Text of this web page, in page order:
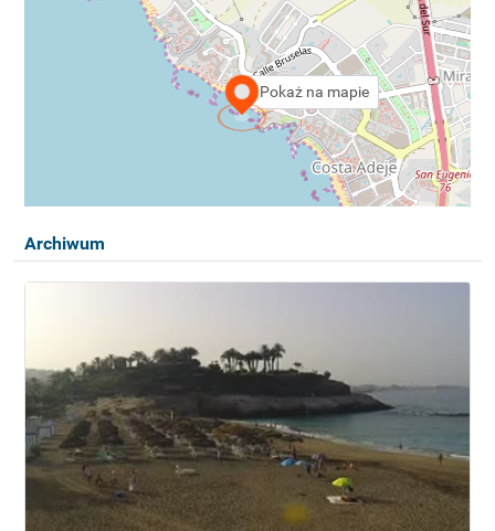
Pokaż na mapie
Archiwum